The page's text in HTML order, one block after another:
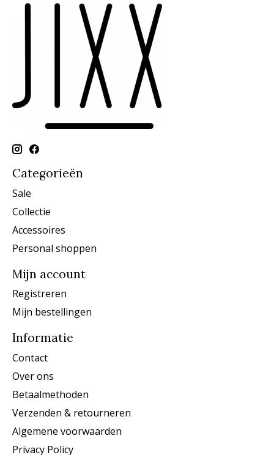
Categorieën
Sale
Collectie
Accessoires
Personal shoppen
Mijn account
Registreren
Mijn bestellingen
Informatie
Contact
Over ons
Betaalmethoden
Verzenden & retourneren
Algemene voorwaarden
Privacy Policy